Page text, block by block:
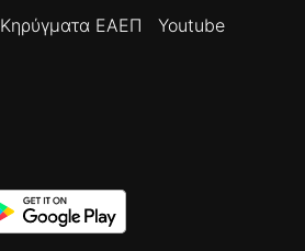
Κηρύγματα ΕΑΕΠ
Youtube